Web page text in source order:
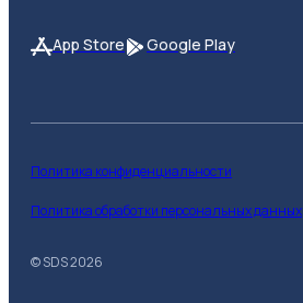
App Store Google Play
© SDS2026
Политика конфиденциальности
Политика обработки персональных данных